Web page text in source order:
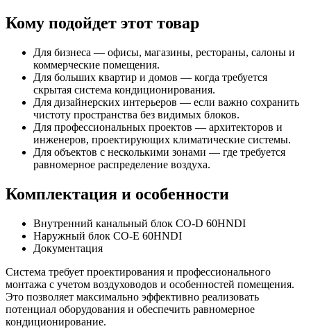
Кому подойдет этот товар
Для бизнеса — офисы, магазины, рестораны, салоны и
коммерческие помещения.
Для больших квартир и домов — когда требуется
скрытая система кондиционирования.
Для дизайнерских интерьеров — если важно сохранить
чистоту пространства без видимых блоков.
Для профессиональных проектов — архитекторов и
инженеров, проектирующих климатические системы.
Для объектов с несколькими зонами — где требуется
равномерное распределение воздуха.
Комплектация и особенности
Внутренний канальный блок CO-D 60HNDI
Наружный блок CO-E 60HNDI
Документация
Система требует проектирования и профессионального
монтажа с учетом воздуховодов и особенностей помещения.
Это позволяет максимально эффективно реализовать
потенциал оборудования и обеспечить равномерное
кондиционирование.